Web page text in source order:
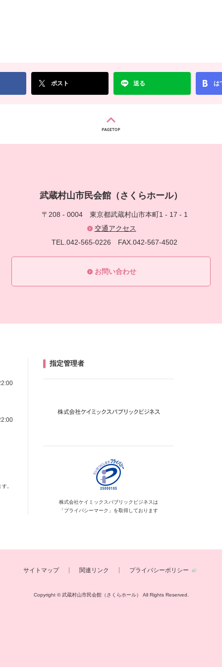
ポスト 送る は
武蔵村山市民会館（さくらホール）
〒208 - 0004 東京都武蔵村山市本町1 - 17 - 1
交通アクセス
TEL.042-565-0226 FAX.042-567-4502
お問い合わせ
。
指定管理者
株式会社ケイミックス パブリックビジネスは
「プライバシーマーク」を取得しております
サイトマップ 関連リンク プライバシーポリシー
Copyright © 武蔵村山市民会館（さくらホール） All Rights Reserved.